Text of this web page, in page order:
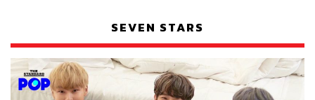
SEVEN STARS